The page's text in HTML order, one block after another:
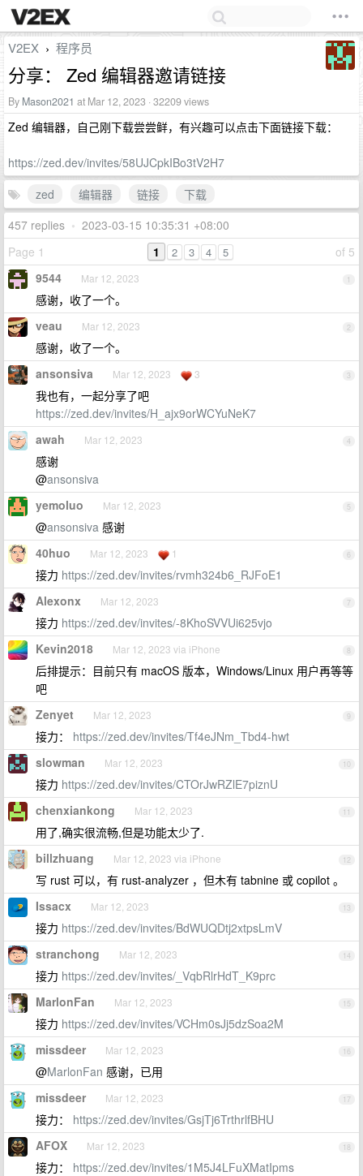
V2EX › 程序员
分享： Zed 编辑器邀请链接
By Mason2021 at Mar 12, 2023 · 32209 views
Zed 编辑器，自己刚下载尝尝鲜，有兴趣可以点击下面链接下载：
https://zed.dev/invites/58UJCpkIBo3tV2H7
zed
编辑器 链接
下载
457 replies • 2023-03-15 10:35:31 +08:00
Page 1
of 5
1 2 3 4 5
1
9544 Mar 12, 2023
感谢，收了一个。
2
veau Mar 12, 2023
感谢，收了一个。
3
ansonsiva Mar 12, 2023 3
我也有，一起分享了吧
https://zed.dev/invites/H_ajx9orWCYuNeK7
4
awah Mar 12, 2023
感谢
@ansonsiva
5
yemoluo Mar 12, 2023
@ansonsiva 感谢
6
40huo Mar 12, 2023 1
接力 https://zed.dev/invites/rvmh324b6_RJFoE1
7
Alexonx Mar 12, 2023
接力 https://zed.dev/invites/-8KhoSVVUi625vjo
8
Kevin2018 Mar 12, 2023 via iPhone
后排提示：目前只有 macOS 版本，Windows/Linux 用户再等等
吧
9
Zenyet Mar 12, 2023
接力： https://zed.dev/invites/Tf4eJNm_Tbd4-hwt
10
slowman Mar 12, 2023
接力 https://zed.dev/invites/CTOrJwRZlE7piznU
11
chenxiankong Mar 12, 2023
用了,确实很流畅,但是功能太少了.
12
billzhuang Mar 12, 2023 via iPhone
写 rust 可以，有 rust-analyzer ，但木有 tabnine 或 copilot 。
13
Issacx Mar 12, 2023
接力 https://zed.dev/invites/BdWUQDtj2xtpsLmV
14
stranchong Mar 12, 2023
接力 https://zed.dev/invites/_VqbRlrHdT_K9prc
15
MarlonFan Mar 12, 2023
接力 https://zed.dev/invites/VCHm0sJj5dzSoa2M
16
missdeer Mar 12, 2023
@MarlonFan 感谢，已用
17
missdeer Mar 12, 2023
接力： https://zed.dev/invites/GsjTj6TrthrlfBHU
18
AFOX Mar 12, 2023
接力： https://zed.dev/invites/1M5J4LFuXMatIpms